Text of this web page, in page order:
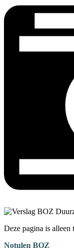
Deze pagina is
Notulen BOZ